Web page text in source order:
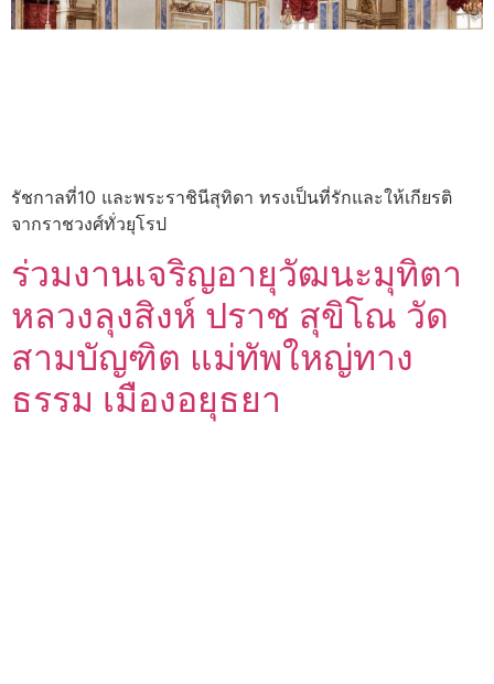
รัชกาลที่10 และพระราชินีสุทิดา ทรงเป็นที่รักและให้เกียรติ
จากราชวงศ์ทั่วยุโรป
ร่วมงานเจริญอายุวัฒนะมุทิตา
หลวงลุงสิงห์ ปราช สุขิโณ วัด
สามบัญฑิต แม่ทัพใหญ่ทาง
ธรรม เมืองอยุธยา